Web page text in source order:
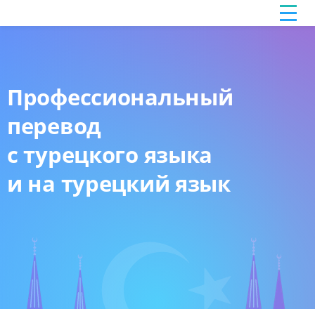
Профессиональный
перевод
с турецкого языка
и на турецкий язык